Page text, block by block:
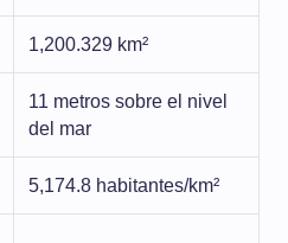
1,200.329 km²
11 metros sobre el nivel
del mar
5,174.8 habitantes/km²